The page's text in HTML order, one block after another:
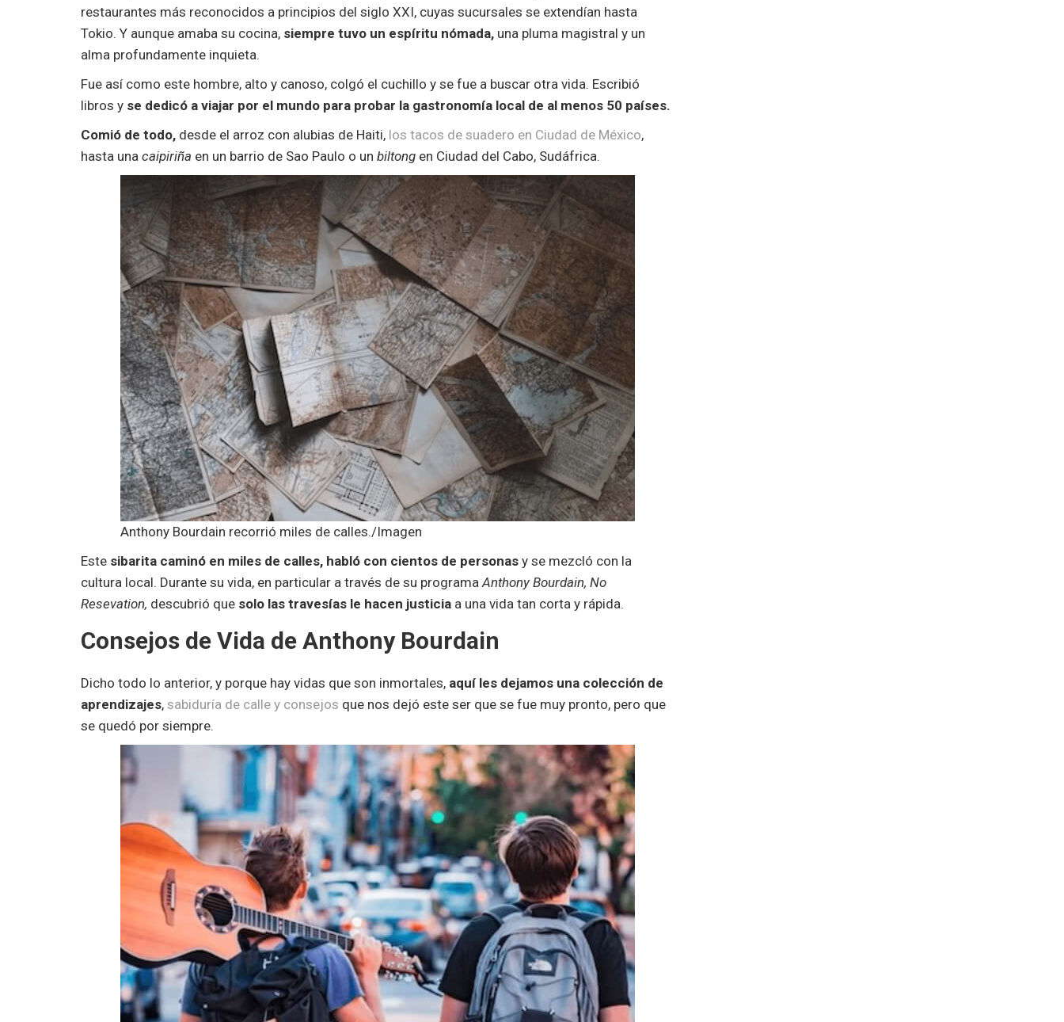
restaurantes más reconocidos a principios del siglo XXI, cuyas sucursales se extendían hasta
Tokio. Y aunque amaba su cocina, siempre tuvo un espíritu nómada, una pluma magistral y un
alma profundamente inquieta.
Fue así como este hombre, alto y canoso, colgó el cuchillo y se fue a buscar otra vida. Escribió
libros y se dedicó a viajar por el mundo para probar la gastronomía local de al menos 50 países.
Comió de todo, desde el arroz con alubias de Haiti, los tacos de suadero en Ciudad de México,
hasta una caipiriña en un barrio de Sao Paulo o un biltong en Ciudad del Cabo, Sudáfrica.
Anthony Bourdain recorrió miles de calles./Imagen
Este sibarita caminó en miles de calles, habló con cientos de personas y se mezcló con la
cultura local. Durante su vida, en particular a través de su programaAnthony Bourdain, No
Resevation, descubrió que solo las travesías le hacen justicia a una vida tan corta y rápida.
Consejos de Vida de Anthony Bourdain
Dicho todo lo anterior, y porque hay vidas que son inmortales, aquí les dejamos una colección de
aprendizajes, sabiduría de calle y consejos que nos dejó este ser que se fue muy pronto, pero que
se quedó por siempre.